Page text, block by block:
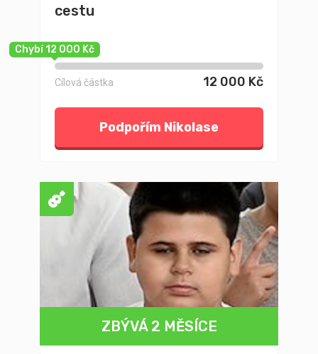
cestu
Chybí 12 000 Kč
Cílová částka 12 000 Kč
Podpořím Nikolase
ZBÝVÁ 2 MĚSÍCE